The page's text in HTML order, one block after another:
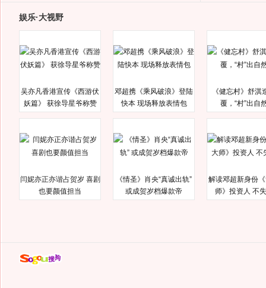
娱乐·大视野
吴亦凡香港宣传《西游伏
妖篇》 获徐导星爷称赞
邓超携《乘风破浪》登陆
快本 现场释放表情包
《健忘村》舒淇
覆，“村”出自
闫妮亦正亦谐占贺岁 喜剧
也要颜值担当
《情圣》肖央“真诚出轨”
或成贺岁档爆款帝
解读邓超新身份
师》投资人 不